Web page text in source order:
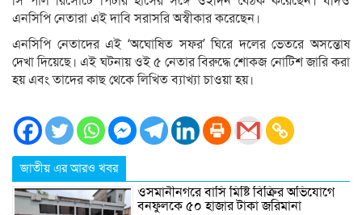
এনসিপি নেতারা এই দাবি সরাসরি অস্বীকার করেছেন।
এনসিপি নেতাদের এই ‘অঘোষিত সফর’ ঘিরে দলের ভেতরে অসন্তোষ
দেখা দিয়েছে। এই ঘটনায় ওই ৫ নেতার বিরুদ্ধে শোকজ নোটিশ জারি করা
হয় এবং তাদের কাছ থেকে লিখিত ব্যাখ্যা চাওয়া হয়।
জাতীয় এর আরও খবর
ওসমানীনগরে বাসি মিষ্টি বিক্রির অভিযোগে
বনফুলকে ৫০ হাজার টাকা জরিমানা